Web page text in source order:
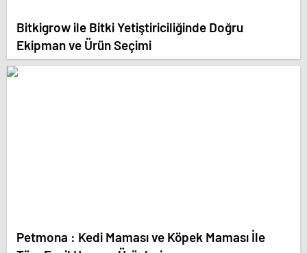
Bitkigrow ile Bitki Yetiştiriciliğinde Doğru
Ekipman ve Ürün Seçimi
Petmona : Kedi Maması ve Köpek Maması İle